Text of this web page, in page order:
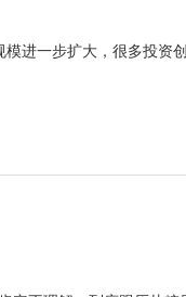
进一步扩大，很多投资